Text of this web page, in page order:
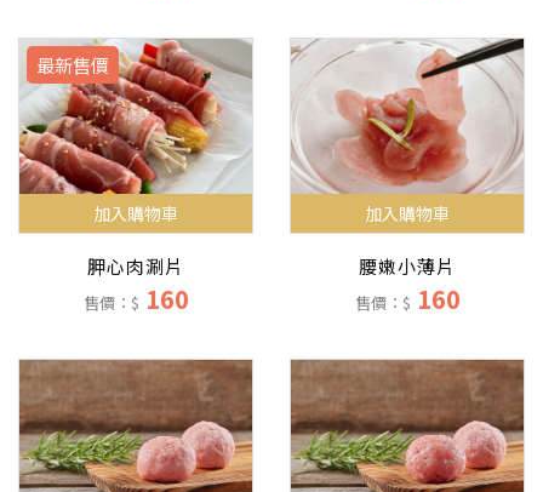
最新售價
加入購物車
胛心肉涮片
售價：$ 160
加入購物車
腰嫩小薄片
售價：$ 160